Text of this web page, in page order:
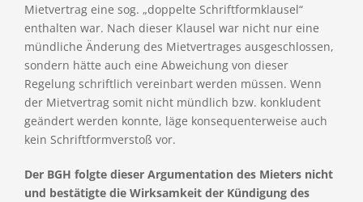
Mietvertrag eine sog. „doppelte Schriftformklausel“
enthalten war. Nach dieser Klausel war nicht nur eine
mündliche Änderung des Mietvertrages ausgeschlossen,
sondern hätte auch eine Abweichung von dieser
Regelung schriftlich vereinbart werden müssen. Wenn
der Mietvertrag somit nicht mündlich bzw. konkludent
geändert werden konnte, läge konsequenterweise auch
kein Schriftformverstoß vor.
Der BGH folgte dieser Argumentation des Mieters nicht
und bestätigte die Wirksamkeit der Kündigung des